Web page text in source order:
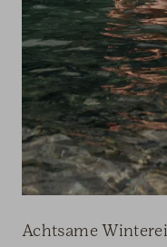
Achtsame